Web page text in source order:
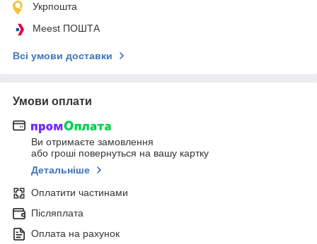
Укрпошта
Meest ПОШТА
Всі умови доставки
Умови оплати
Ви отримаєте замовлення
або гроші повернуться на вашу картку
Детальніше
Оплатити частинами
Післяплата
Оплата на рахунок